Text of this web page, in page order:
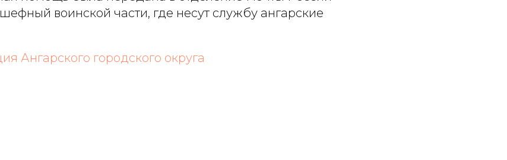
воинской части, где несут службу ангарские
Ангарского городского округа